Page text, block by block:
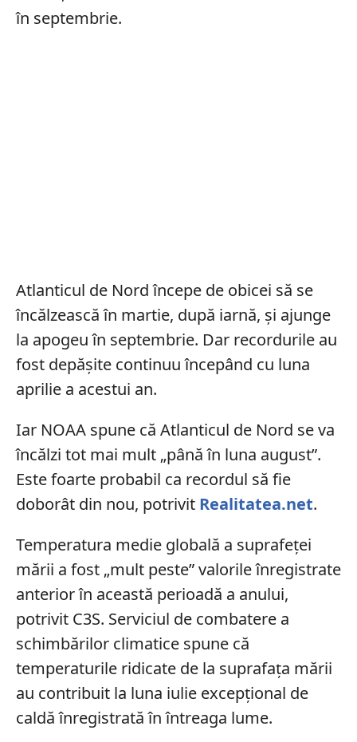
în septembrie.
Atlanticul de Nord începe de obicei să se
încălzească în martie, după iarnă, și ajunge
la apogeu în septembrie. Dar recordurile au
fost depășite continuu începând cu luna
aprilie a acestui an.
Iar NOAA spune că Atlanticul de Nord se va
încălzi tot mai mult „până în luna august”.
Este foarte probabil ca recordul să fie
doborât din nou, potrivit Realitatea.net.
Temperatura medie globală a suprafeței
mării a fost „mult peste” valorile înregistrate
anterior în această perioadă a anului,
potrivit C3S. Serviciul de combatere a
schimbărilor climatice spune că
temperaturile ridicate de la suprafața mării
au contribuit la luna iulie excepțional de
caldă înregistrată în întreaga lume.